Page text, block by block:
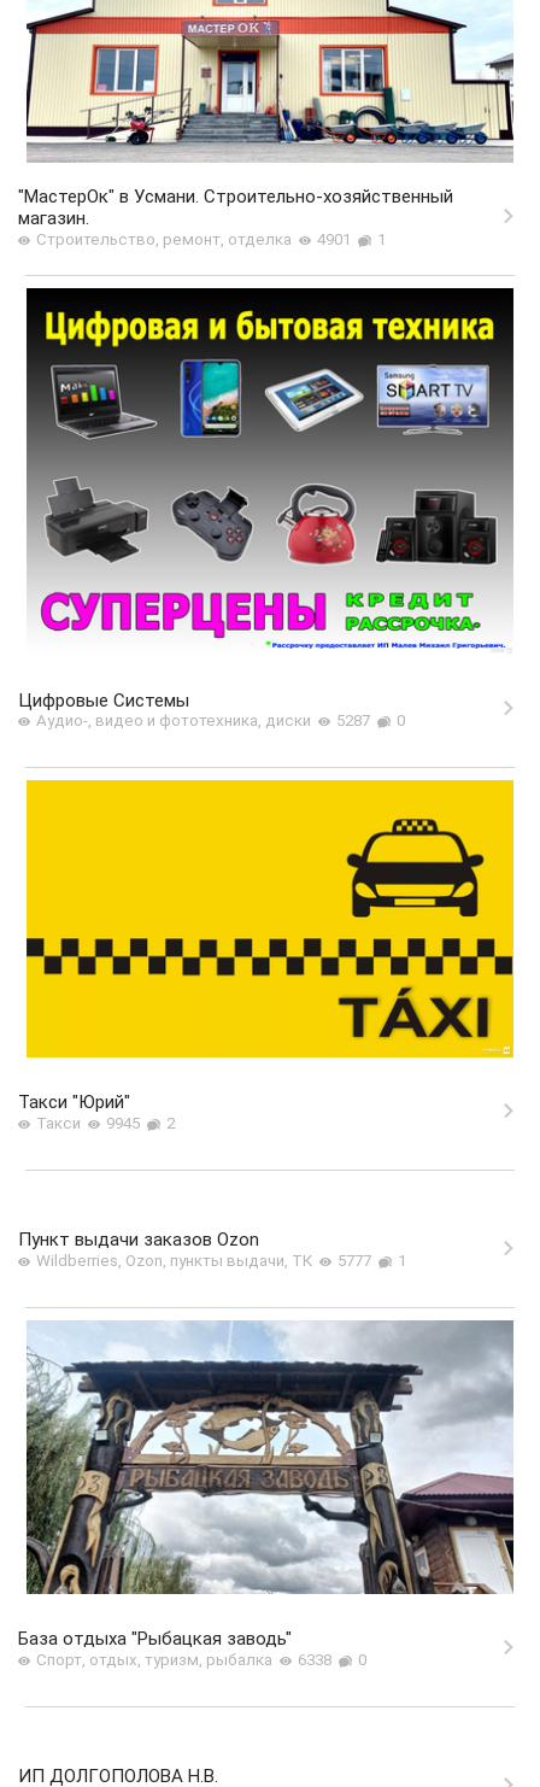
"МастерОк" в Усмани. Строительно-хозяйственный
магазин.
Строительство, ремонт, отделка 4901 1
Цифровые Системы
Аудио-, видео и фототехника, диски 5287 0
Такси "Юрий"
Такси 9945 2
Пункт выдачи заказов Ozon
Wildberries, Ozon, пункты выдачи, ТК 5777 1
База отдыха "Рыбацкая заводь"
Спорт, отдых, туризм, рыбалка 6338 0
ИП ДОЛГОПОЛОВА Н.В.